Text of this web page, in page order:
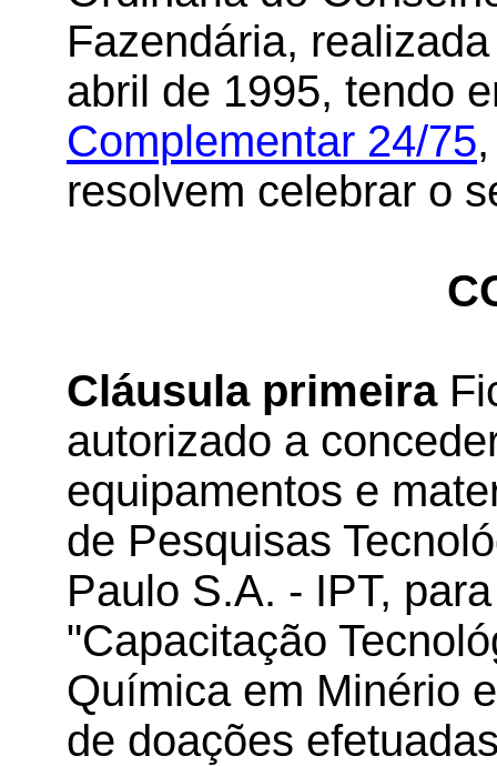
Fazendária,
abril de 1995, tendo
Complementar 24/75
resolvem celebrar o
Cláusula primeira
autorizado a
equipamentos e
de Pesquisas
Paulo S.A. - IPT,
"Capacitação
Química em Minério
de doações